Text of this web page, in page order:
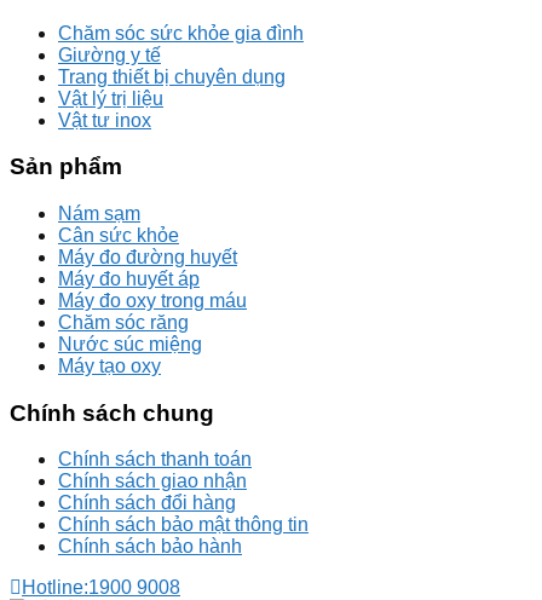
Chăm sóc sức khỏe gia đình
Giường y tế
Trang thiết bị chuyên dụng
Vật lý trị liệu
Vật tư inox
Sản phẩm
Nám sạm
Cân sức khỏe
Máy đo đường huyết
Máy đo huyết áp
Máy đo oxy trong máu
Chăm sóc răng
Nước súc miệng
Máy tạo oxy
Chính sách chung
Chính sách thanh toán
Chính sách giao nhận
Chính sách đổi hàng
Chính sách bảo mật thông tin
Chính sách bảo hành
Hotline:1900 9008